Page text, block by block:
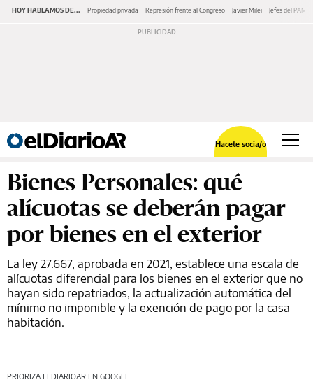
HOY HABLAMOS DE... Propiedad privada Represión frente al Congreso Javier Milei Jefes del PAMI
Hacete socia/o
Bienes Personales: qué
alícuotas se deberán pagar
por bienes en el exterior
La ley 27.667, aprobada en 2021, establece una escala de
alícuotas diferencial para los bienes en el exterior que no
hayan sido repatriados, la actualización automática del
mínimo no imponible y la exención de pago por la casa
habitación.
PRIORIZA ELDIARIOAR EN GOOGLE